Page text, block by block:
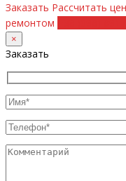
Заказать Рассчитать
ремонтом
×
Заказать